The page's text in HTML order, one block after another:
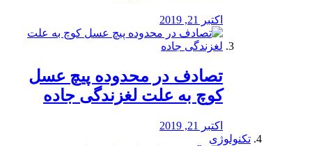
اکتبر 21, 2019
تصادف در محدوده پیچ عسل
کوچ به علت لغزندگی جاده
اکتبر 21, 2019
تکنولوژی